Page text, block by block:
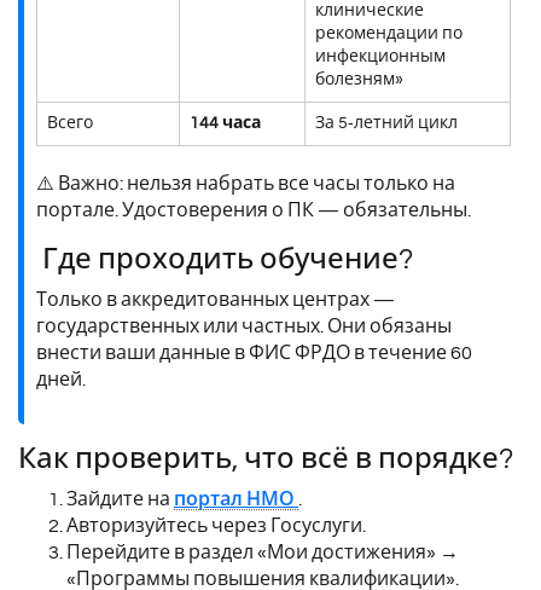
клинические
рекомендации по
инфекционным
болезням»
Всего 144 часа За 5‑летний цикл
⚠️ Важно: нельзя набрать все часы только на
портале. Удостоверения о ПК — обязательны.
Где проходить обучение?
Только в аккредитованных центрах —
государственных или частных. Они обязаны
внести ваши данные в ФИС ФРДО в течение 60
дней.
Как проверить, что всё в порядке?
Зайдите на портал НМО
Авторизуйтесь через Госуслуги.
Перейдите в раздел «Мои достижения» →
«Программы повышения квалификации».